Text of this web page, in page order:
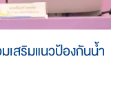
เสริมแนวป้องกันน้ำ